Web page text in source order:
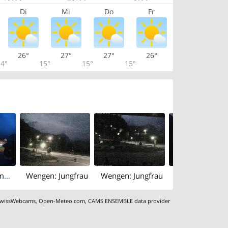
Di Mi Do Fr
26°
15°
27°
15°
27°
15°
26°
Diessen am Ammersee: Wengen: Talstation - Tourismus Wengen: Jungfrau Wengen: Jungfrau
,Open-Meteo.com,CAMS ENSEMBLE data provider